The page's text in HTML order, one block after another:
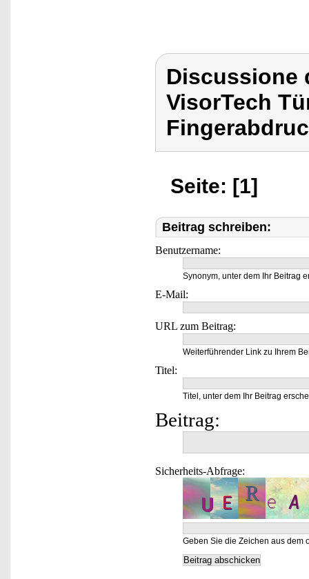
Discussione
VisorTech
Seite: [1]
Beitrag schreiben:
Benutzername:
Synonym, unter dem Ihr Beitrag
E-Mail:
URL zum Beitrag:
Weiterführender Link zu Ihrem
Titel:
Titel, unter dem Ihr Beitrag
Beitrag:
Sicherheits-Abfrage:
Geben Sie die Zeichen aus dem